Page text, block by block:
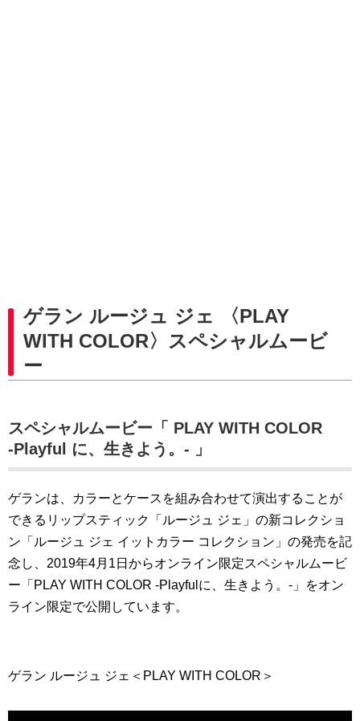
ゲラン ルージュ ジェ 〈PLAY
WITH COLOR〉スペシャルムービ
ー
スペシャルムービー「 PLAY WITH COLOR
‐Playful に、生きよう。‐ 」
ゲランは、カラーとケースを組み合わせて演出することが
できるリップスティック「ルージュ ジェ」の新コレクショ
ン「ルージュ ジェ イットカラー コレクション」の発売を記
念し、2019年4月1日からオンライン限定スペシャルムービ
ー「PLAY WITH COLOR ‐Playfulに、生きよう。‐」をオン
ライン限定で公開しています。
ゲラン ルージュ ジェ＜PLAY WITH COLOR＞